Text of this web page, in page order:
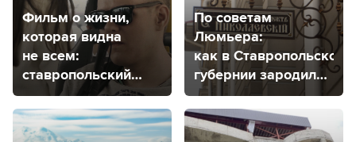
Фильм о жизни,
которая видна
не всем:
ставропольский
режиссер рассказал
о своей новой
работе
По советам
Люмьера:
как в Ставропольской
губернии зародился
кинематограф